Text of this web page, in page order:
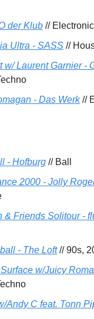
der Klub // Electronic
Ultra - SASS //
w/ Laurent Garnier -
- Das Werk//
- Hofburg // Ball
2000 - Jolly
& Friends Solitour -
- The Loft// 90s,
w/Juicy
Andy C feat. Tonn